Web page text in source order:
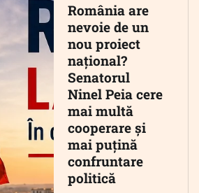
România are
nevoie de un
nou proiect
național?
Senatorul
Ninel Peia cere
mai multă
cooperare și
mai puțină
confruntare
politică